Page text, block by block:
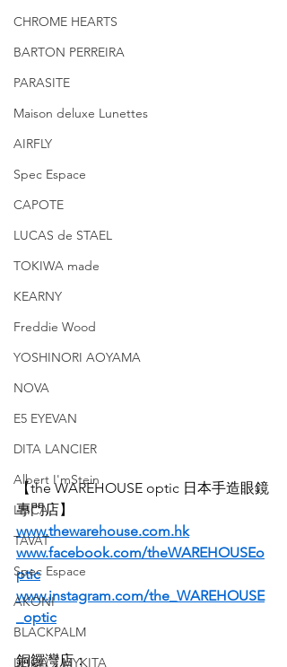
CHROME HEARTS
BARTON PERREIRA
PARASITE
Maison deluxe Lunettes
AIRFLY
Spec Espace
CAPOTE
LUCAS de STAEL
TOKIWA made
KEARNY
Freddie Wood
YOSHINORI AOYAMA
NOVA
E5 EYEVAN
DITA LANCIER
Albert I'mStein
LEICA
TAVAT
Spec Espace
AKONI
BLACKPALM
LEICA x MYKITA
【the WAREHOUSE optic 日本手造眼鏡
專門店】
www.thewarehouse.com.hk
www.facebook.com/theWAREHOUSEo
ptic
www.instagram.com/the_WAREHOUSE
_optic
銅鑼灣店：